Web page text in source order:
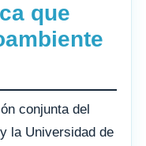
que
conjunta del
la Universidad de